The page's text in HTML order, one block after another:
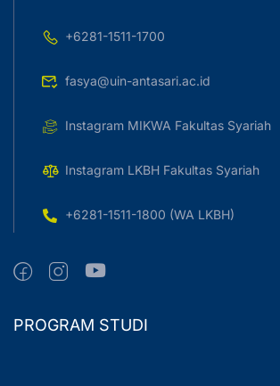
+6281-1511-1700
fasya@uin-antasari.ac.id
Instagram MIKWA Fakultas Syariah
Instagram LKBH Fakultas Syariah
+6281-1511-1800 (WA LKBH)
PROGRAM STUDI